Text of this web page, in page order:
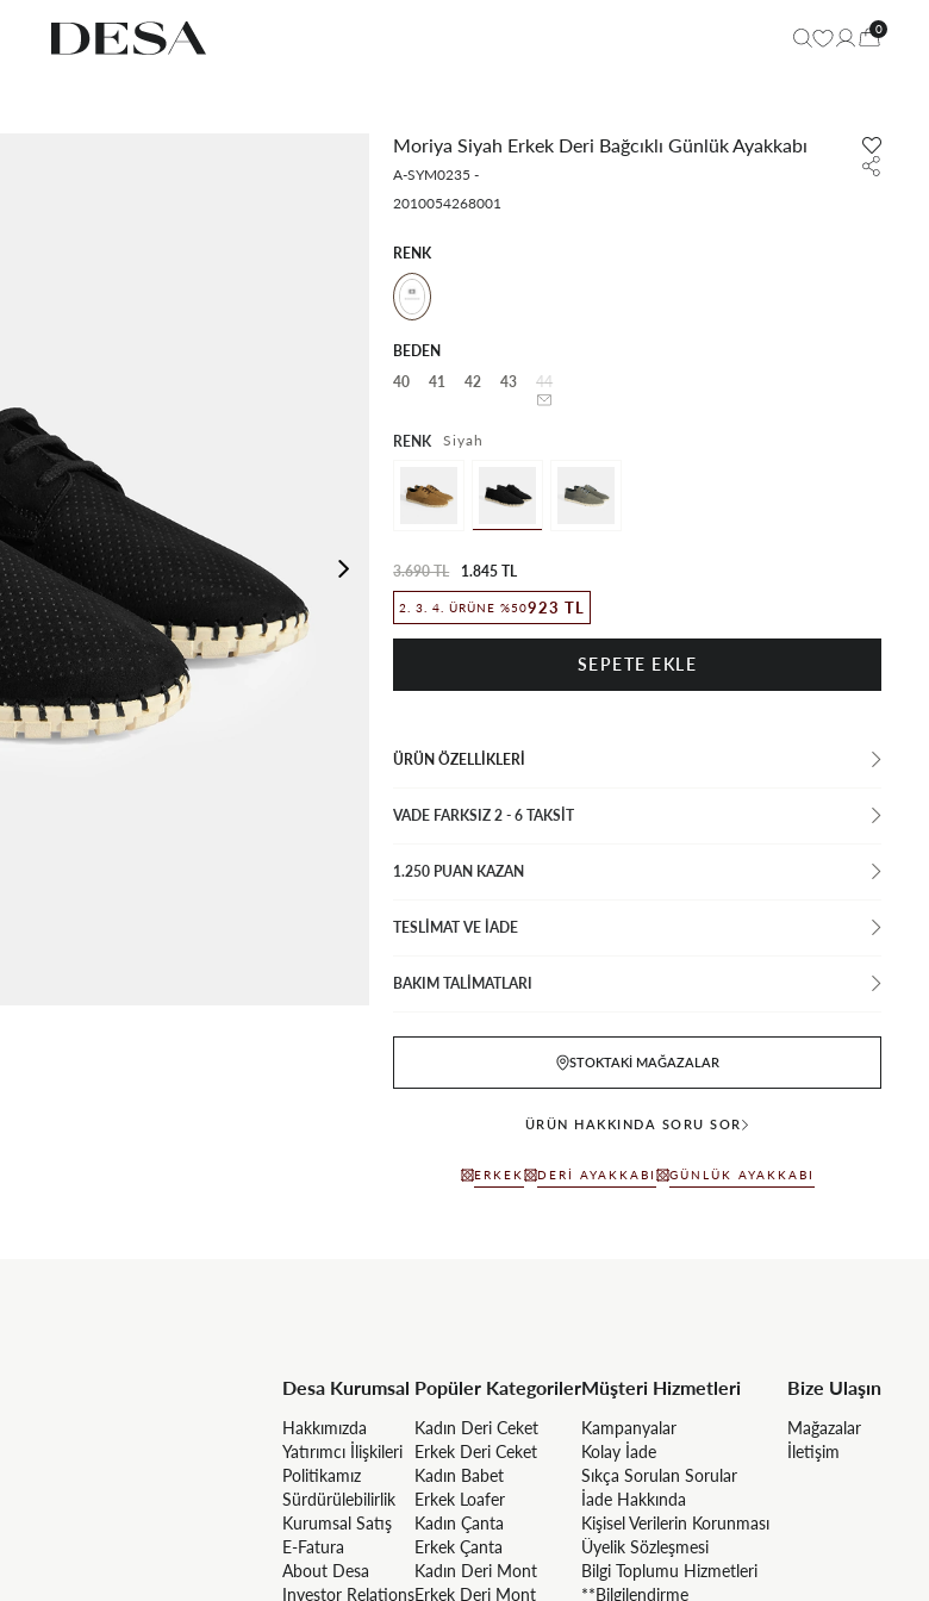
0
Moriya Siyah Erkek Deri Bağcıklı Günlük Ayakkabı
A-SYM0235 -
2010054268001
RENK
BEDEN
40
41 42 43 44
RENK Siyah
3.690 TL 1.845 TL
2. 3. 4. ÜRÜNE %50923 TL
ÜRÜN ÖZELLIKLERI
VADE FARKSIZ 2 - 6 TAKSIT
1.250 PUAN KAZAN
TESLİMAT VE İADE
BAKIM TALİMATLARI
STOKTAKI MAĞAZALAR
ÜRÜN HAKKINDA SORU SOR
ERKEK DERI AYAKKABI GÜNLÜK AYAKKABI
Desa Kurumsal
Hakkımızda
Yatırımcı İlişkileri
Politikamız
Sürdürülebilirlik
Kurumsal Satış
E-Fatura
About Desa
Investor Relations
Popüler Kategoriler
Kadın Deri Ceket
Erkek Deri Ceket
Kadın Babet
Erkek Loafer
Kadın Çanta
Erkek Çanta
Kadın Deri Mont
Erkek Deri Mont
Müşteri Hizmetleri
Kampanyalar
Kolay İade
Sıkça Sorulan Sorular
İade Hakkında
Kişisel Verilerin Korunması
Üyelik Sözleşmesi
Bilgi Toplumu Hizmetleri
**Bilgilendirme
Bize Ulaşın
Mağazalar
İletişim